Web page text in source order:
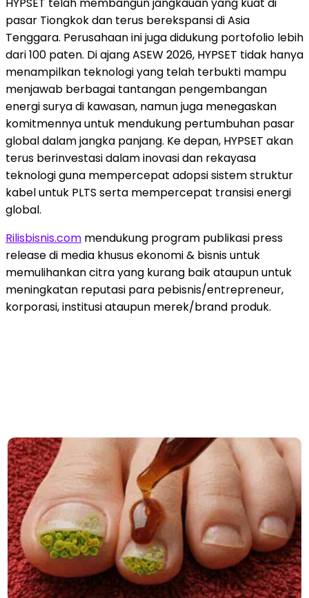
pasar Tiongkok dan terus berekspansi di Asia
Tenggara. Perusahaan ini juga didukung portofolio lebih
dari 100 paten. Di ajang ASEW 2026, HYPSET tidak hanya
menampilkan teknologi yang telah terbukti mampu
menjawab berbagai tantangan pengembangan
energi surya di kawasan, namun juga menegaskan
komitmennya untuk mendukung pertumbuhan pasar
global dalam jangka panjang. Ke depan, HYPSET akan
terus berinvestasi dalam inovasi dan rekayasa
teknologi guna mempercepat adopsi sistem struktur
kabel untuk PLTS serta mempercepat transisi energi
global.
Rilisbisnis.com mendukung program publikasi press
release di media khusus ekonomi & bisnis untuk
memulihankan citra yang kurang baik ataupun untuk
meningkatan reputasi para pebisnis/entrepreneur,
korporasi, institusi ataupun merek/brand produk.